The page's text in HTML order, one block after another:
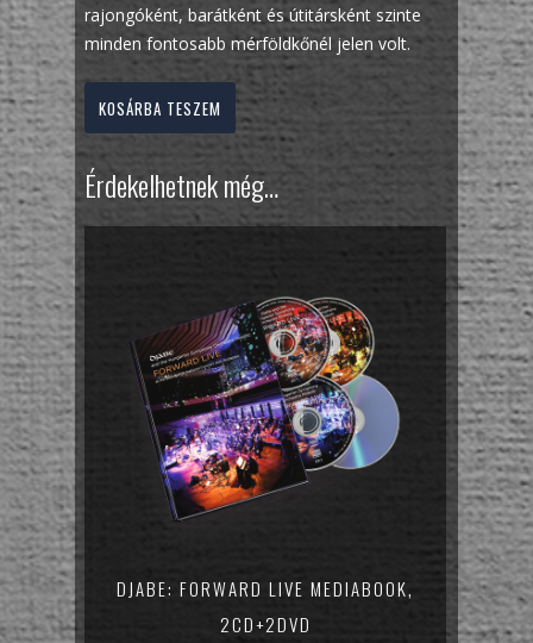
rajongóként, barátként és útitársként szinte
minden fontosabb mérföldkőnél jelen volt.
KOSÁRBA TESZEM
Érdekelhetnek még…
DJABE: FORWARD LIVE MEDIABOOK,
2CD+2DVD